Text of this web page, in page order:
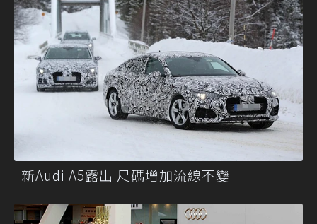
新Audi A5露出 尺碼增加流線不變